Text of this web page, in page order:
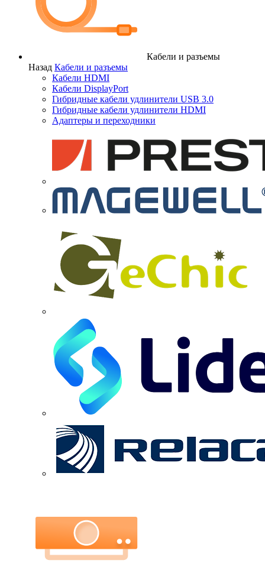
Кабели и разъемы
Назад Кабели и разъемы
Кабели HDMI
Кабели DisplayPort
Гибридные кабели удлинители USB 3.0
Гибридные кабели удлинители HDMI
Адаптеры и переходники